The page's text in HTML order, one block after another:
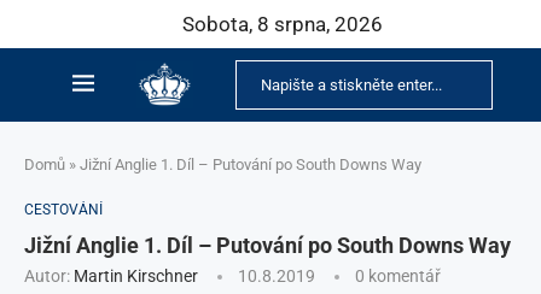
Sobota, 8 srpna, 2026
Domů » Jižní Anglie 1. Díl – Putování po South Downs Way
CESTOVÁNÍ
Jižní Anglie 1. Díl – Putování po South Downs Way
Autor: Martin Kirschner 10.8.2019 0 komentář